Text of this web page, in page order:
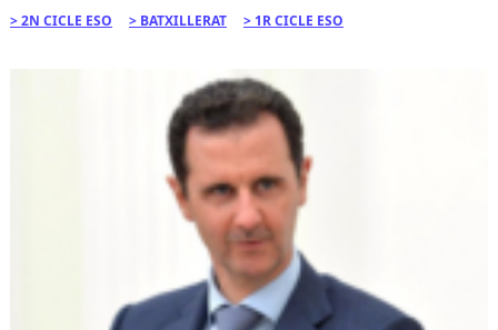
2N CICLE ESO BATXILLERAT 1R CICLE ESO